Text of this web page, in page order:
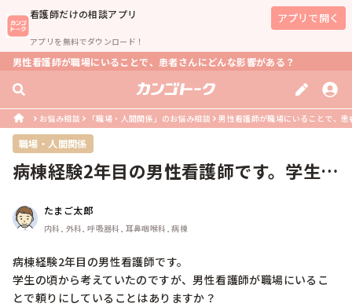
看護師だけの相談アプリ
アプリを無料でダウンロード！
アプリで開く
男性看護師が職場にいることで、患者さんにどんな影響がある？
お悩み相談 「職場・人間関係」のお悩み相談 男性看護師が職場にいることで、
職場・人間関係
病棟経験2年目の男性看護師です。学生の
たまご太郎
内科, 外科, 呼吸器科, 耳鼻咽喉科, 病棟
病棟経験2年目の男性看護師です。
学生の頃から考えていたのですが、男性看護師が職場にいるこ
とで頼りにしていることはありますか？